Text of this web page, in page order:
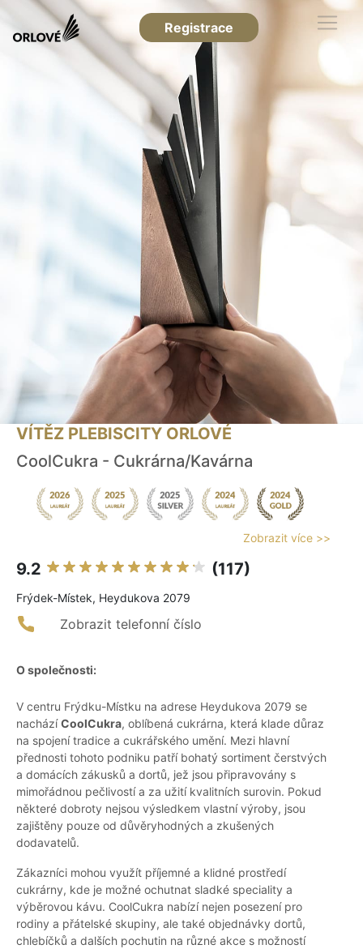
Registrace
VÍTĚZ PLEBISCITY ORLOVÉ
CoolCukra - Cukrárna/Kavárna
Zobrazit více >>
9.2 (117)
Frýdek-Místek, Heydukova 2079
Zobrazit telefonní číslo
O společnosti:
V centru Frýdku-Místku na adrese Heydukova 2079 se
nacházíCoolCukra, oblíbená cukrárna, která klade důraz
na spojení tradice a cukrářského umění. Mezi hlavní
přednosti tohoto podniku patří bohatý sortiment čerstvých
a domácích zákusků a dortů, jež jsou připravovány s
mimořádnou pečlivostí a za užití kvalitních surovin. Pokud
některé dobroty nejsou výsledkem vlastní výroby, jsou
zajištěny pouze od důvěryhodných a zkušených
dodavatelů.
Zákazníci mohou využít příjemné a klidné prostředí
cukrárny, kde je možné ochutnat sladké speciality a
výběrovou kávu. CoolCukra nabízí nejen posezení pro
rodiny a přátelské skupiny, ale také objednávky dortů,
chlebíčků a dalších pochutin na různé akce s možností